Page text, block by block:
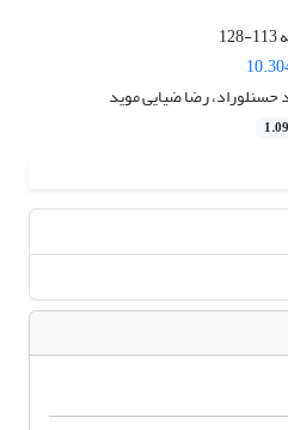
113-128
حسنلوراد، رضا ضیایی موید